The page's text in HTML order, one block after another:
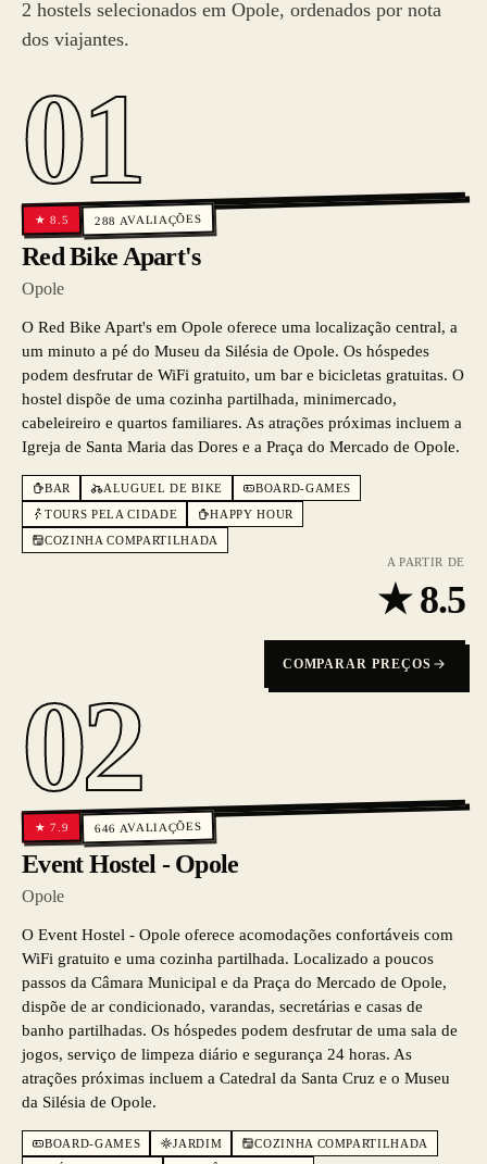
2 hostels selecionados em Opole, ordenados por nota
dos viajantes.
01
★8.5 288 AVALIAÇÕES
Red Bike Apart's
Opole
O Red Bike Apart's em Opole oferece uma localização central, a
um minuto a pé do Museu da Silésia de Opole. Os hóspedes
podem desfrutar de WiFi gratuito, um bar e bicicletas gratuitas. O
hostel dispõe de uma cozinha partilhada, minimercado,
cabeleireiro e quartos familiares. As atrações próximas incluem a
Igreja de Santa Maria das Dores e a Praça do Mercado de Opole.
BAR ALUGUEL DE BIKE
BOARD-GAMES
TOURS PELA CIDADE
HAPPY HOUR
COZINHA COMPARTILHADA
A PARTIR DE
★8.5
COMPARAR PREÇOS
02
★7.9 646 AVALIAÇÕES
Event Hostel - Opole
Opole
O Event Hostel - Opole oferece acomodações confortáveis com
WiFi gratuito e uma cozinha partilhada. Localizado a poucos
passos da Câmara Municipal e da Praça do Mercado de Opole,
dispõe de ar condicionado, varandas, secretárias e casas de
banho partilhadas. Os hóspedes podem desfrutar de uma sala de
jogos, serviço de limpeza diário e segurança 24 horas. As
atrações próximas incluem a Catedral da Santa Cruz e o Museu
da Silésia de Opole.
BOARD-GAMES JARDIM
COZINHA COMPARTILHADA